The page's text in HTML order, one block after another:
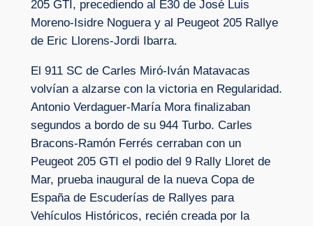
205 GTI, precediendo al E30 de José Luis
Moreno-Isidre Noguera y al Peugeot 205 Rallye
de Eric Llorens-Jordi Ibarra.
El 911 SC de Carles Miró-Iván Matavacas
volvían a alzarse con la victoria en Regularidad.
Antonio Verdaguer-María Mora finalizaban
segundos a bordo de su 944 Turbo. Carles
Bracons-Ramón Ferrés cerraban con un
Peugeot 205 GTI el podio del 9 Rally Lloret de
Mar, prueba inaugural de la nueva Copa de
España de Escuderías de Rallyes para
Vehículos Históricos, recién creada por la